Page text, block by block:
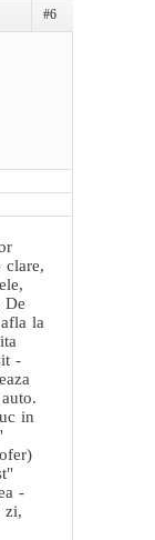
#6
clare,
De
la
-
in
-
zi,